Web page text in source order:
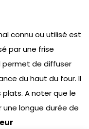
connu ou utilisé est
par une frise
permet de diffuser
du haut du four. Il
A noter que le
une longue durée de